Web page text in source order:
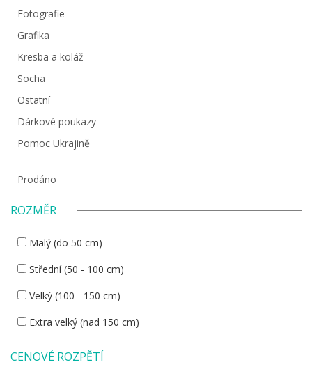
Fotografie
Grafika
Kresba a koláž
Socha
Ostatní
Dárkové poukazy
Pomoc Ukrajině
Prodáno
ROZMĚR
Malý (do 50 cm)
Střední (50 - 100 cm)
Velký (100 - 150 cm)
Extra velký (nad 150 cm)
CENOVÉ ROZPĚTÍ